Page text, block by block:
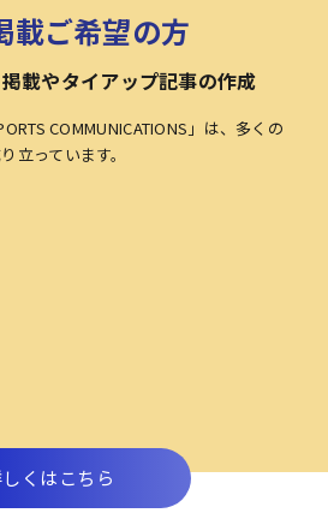
載ご希望の方
載やタイアップ記事の作成
COMMUNICATIONS」は、多くの
立っています。
くはこちら